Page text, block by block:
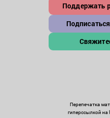
Поддержать
Перепечатка
гиперссылкой